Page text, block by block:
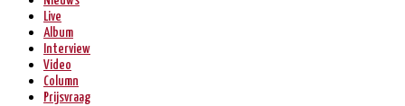
Live
Album
Interview
Video
Column
Prijsvraag